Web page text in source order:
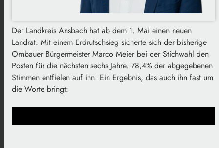
Der Landkreis Ansbach hat ab dem 1. Mai einen neuen
Landrat. Mit einem Erdrutschsieg sicherte sich der bisherige
Ornbauer Bürgermeister Marco Meier bei der Stichwahl den
Posten für die nächsten sechs Jahre. 78,4% der abgegebenen
Stimmen entfielen auf ihn. Ein Ergebnis, das auch ihn fast um
die Worte bringt: